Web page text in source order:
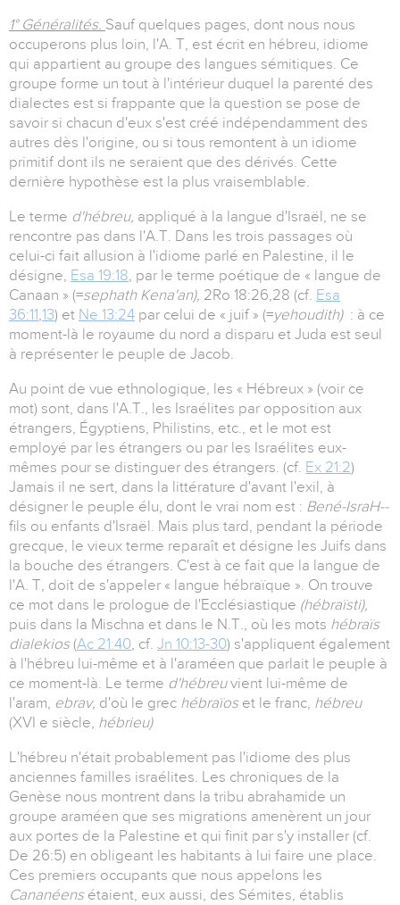
1° Généralités. Sauf quelques pages, dont nous nous
occuperons plus loin, l'A. T, est écrit en hébreu, idiome
qui appartient au groupe des langues sémitiques. Ce
groupe forme un tout à l'intérieur duquel la parenté des
dialectes est si frappante que la question se pose de
savoir si chacun d'eux s'est créé indépendamment des
autres dès l'origine, ou si tous remontent à un idiome
primitif dont ils ne seraient que des dérivés. Cette
dernière hypothèse est la plus vraisemblable.
Le terme d'hébreu, appliqué à la langue d'Israël, ne se
rencontre pas dans l'A.T. Dans les trois passages où
celui-ci fait allusion à l'idiome parlé en Palestine, il le
désigne, Esa 19:18, par le terme poétique de « langue de
Canaan » (=sephath Kena'an), 2Ro 18:26,28 (cf. Esa
36:11,13) et Ne 13:24 par celui de « juif » (=yehoudith) : à ce
moment-là le royaume du nord a disparu et Juda est seul
à représenter le peuple de Jacob.
Au point de vue ethnologique, les « Hébreux » (voir ce
mot) sont, dans l'A.T., les Israélites par opposition aux
étrangers, Égyptiens, Philistins, etc., et le mot est
employé par les étrangers ou par les Israélites eux-
mêmes pour se distinguer des étrangers. (cf. Ex 21:2)
Jamais il ne sert, dans la littérature d'avant l'exil, à
désigner le peuple élu, dont le vrai nom est : Bené-IsraH--
fils ou enfants d'Israël. Mais plus tard, pendant la période
grecque, le vieux terme reparaît et désigne les Juifs dans
la bouche des étrangers. C'est à ce fait que la langue de
l'A. T, doit de s'appeler « langue hébraïque ». On trouve
ce mot dans le prologue de l'Ecclésiastique (hébraïsti),
puis dans la Mischna et dans le N.T., où les mots hébraïs
dialekios (Ac 21:40, cf. Jn 10:13-30) s'appliquent également
à l'hébreu lui-même et à l'araméen que parlait le peuple à
ce moment-là. Le terme d'hébreuvient lui-même de
l'aram, ebrav, d'où le grec hébraïos et le franc, hébreu
(XVI e siècle, hébrieu)
L'hébreu n'était probablement pas l'idiome des plus
anciennes familles israélites. Les chroniques de la
Genèse nous montrent dans la tribu abrahamide un
groupe araméen que ses migrations amenèrent un jour
aux portes de la Palestine et qui finit par s'y installer (cf.
De 26:5) en obligeant les habitants à lui faire une place.
Ces premiers occupants que nous appelons les
Cananéens étaient, eux aussi, des Sémites, établis